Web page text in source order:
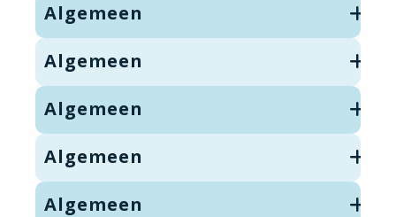
Algemeen
Algemeen
Algemeen
Algemeen
Algemeen